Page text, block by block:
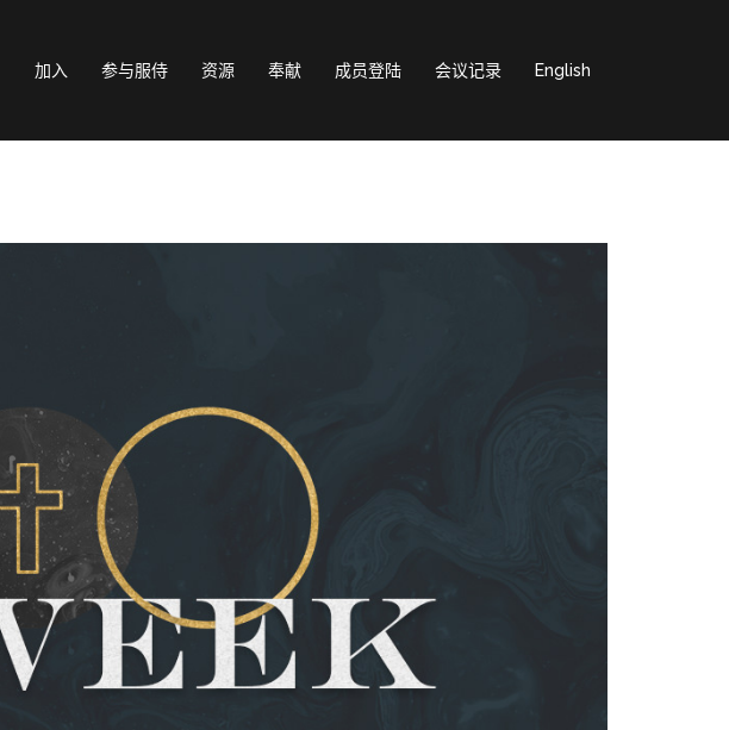
加入 参与服侍 资源 奉献 成员登陆 会议记录 English